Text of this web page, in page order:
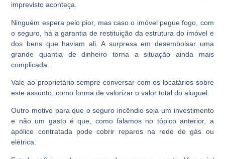
imprevisto aconteça.
Ninguém espera pelo pior, mas caso o imóvel pegue fogo, com
o seguro, há a garantia de restituição da estrutura do imóvel e
dos bens que haviam ali. A surpresa em desembolsar uma
grande quantia de dinheiro torna a situação ainda mais
complicada.
Vale ao proprietário sempre conversar com os locatários sobre
este assunto, como forma de valorizar o valor total do aluguel.
Outro motivo para que o seguro incêndio seja um investimento
e não um gasto é que, como falamos no tópico anterior, a
apólice contratada pode cobrir reparos na rede de gás ou
elétrica.